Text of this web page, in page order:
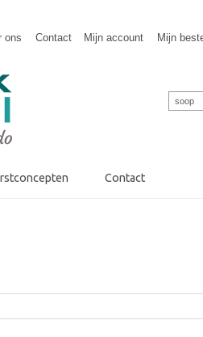
ons Contact Mijn account Mijn
Contact